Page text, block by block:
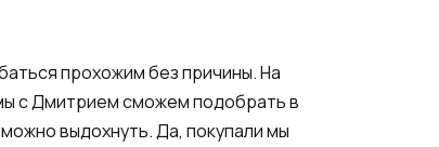
прохожим без причины. На
с Дмитрием сможем подобрать в
выдохнуть. Да, покупали мы